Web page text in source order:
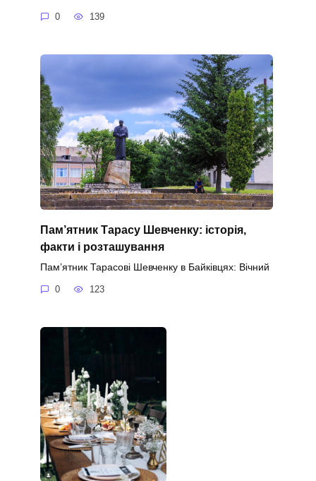
0 139
Пам’ятник Тарасу Шевченку: історія,
факти і розташування
Пам’ятник Тарасові Шевченку в Байківцях: Вічний
0 123